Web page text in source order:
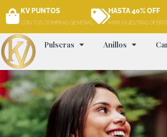
KV PUNTOS
CON TUS COMPRAS GENERAS
HASTA 40% OFF
MIRA NUESTRAS
Pulseras Anillos